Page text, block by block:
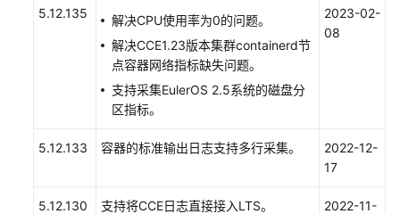
5.12.135
解决CPU使用率为0的问题。
解决CCE1.23版本集群containerd节
点容器网络指标缺失问题。
支持采集EulerOS 2.5系统的磁盘分
区指标。
2023-02-
08
5.12.133 容器的标准输出日志支持多行采集。
2022-12-
17
5.12.130 支持将CCE日志直接接入LTS。
2022-11-